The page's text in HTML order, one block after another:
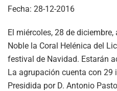
Fecha: 28-12-2016
El miércoles, 28 de
Noble la Coral Helénica del
festival de Navidad. Estarán
La agrupación cuenta con 29
Presidida por D. Antonio